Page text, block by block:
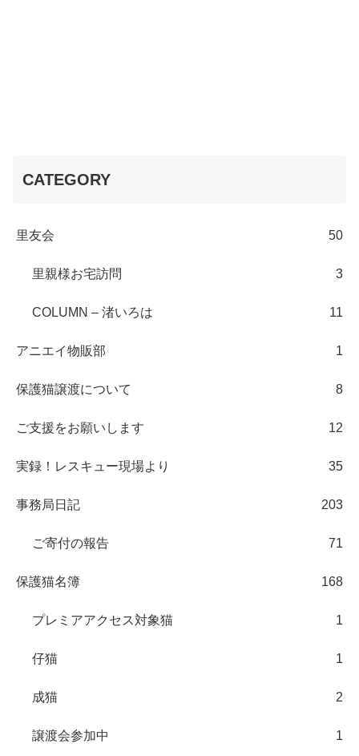
CATEGORY
里友会 50
里親様お宅訪問 3
COLUMN – 渚いろは 11
アニエイ物販部 1
保護猫譲渡について 8
ご支援をお願いします 12
実録！レスキュー現場より 35
事務局日記 203
ご寄付の報告 71
保護猫名簿 168
プレミアアクセス対象猫 1
仔猫 1
成猫 2
譲渡会参加中 1